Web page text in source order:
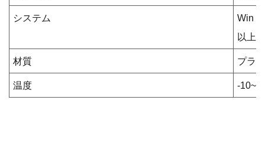
システム
Win
以上
材質 プラ
温度 -